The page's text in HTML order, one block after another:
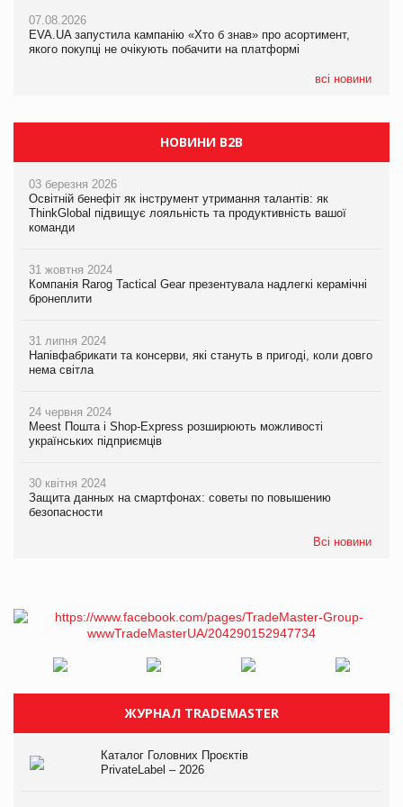
07.08.2026
EVA.UA запустила кампанію «Хто б знав» про асортимент,
якого покупці не очікують побачити на платформі
всі новини
05.08.2026
Мережа супермаркетів VARUS купує мережу магазинів
НОВИНИ B2B
03 березня 2026
Освітній бенефіт як інструмент утримання талантів: як
ThinkGlobal підвищує лояльність та продуктивність вашої
команди
31 жовтня 2024
Компанія Rarog Tactical Gear презентувала надлегкі керамічні
бронеплити
31 липня 2024
Напівфабрикати та консерви, які стануть в пригоді, коли довго
нема світла
24 червня 2024
Meest Пошта і Shop-Express розширюють можливості
українських підприємців
30 квітня 2024
Защита данных на смартфонах: советы по повышению
безопасности
Всі новини
ЖУРНАЛ TRADEMASTER
Каталог Головних Проєктів
PrivateLabel – 2026